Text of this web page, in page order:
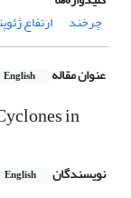
چرخند
ارتفاع
عنوان مقاله English
in
نویسندگان English